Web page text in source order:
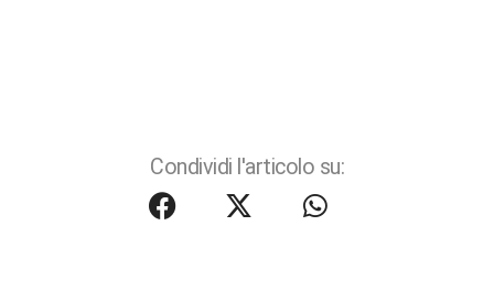
Condividi l'articolo su: